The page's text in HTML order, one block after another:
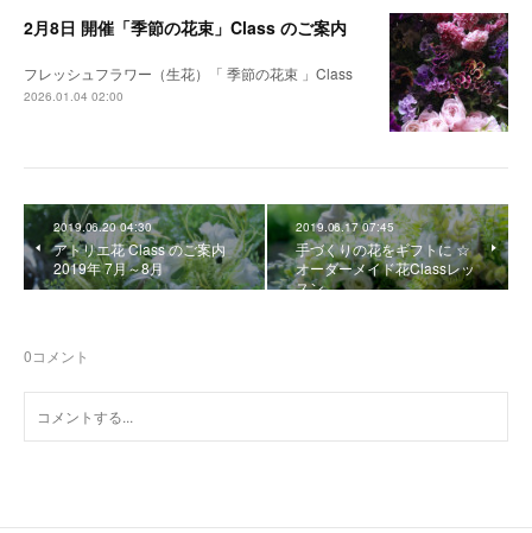
2月8日 開催「季節の花束」Class のご案内
フレッシュフラワー（生花）「 季節の花束 」Class
2026.01.04 02:00
2019.06.20 04:30
アトリエ花 Class のご案内
2019年 7月～8月
2019.06.17 07:45
手づくりの花をギフトに ☆
オーダーメイド花Classレッ
スン
0コメント